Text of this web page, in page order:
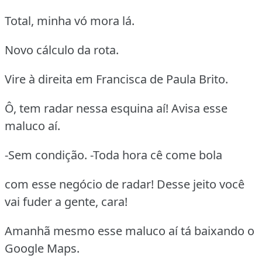
Total, minha vó mora lá.
Novo cálculo da rota.
Vire à direita em Francisca de Paula Brito.
Ô, tem radar nessa esquina aí! Avisa esse
maluco aí.
-Sem condição. -Toda hora cê come bola
com esse negócio de radar! Desse jeito você
vai fuder a gente, cara!
Amanhã mesmo esse maluco aí tá baixando o
Google Maps.